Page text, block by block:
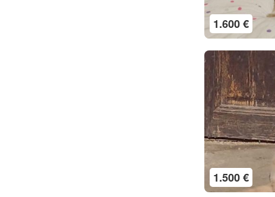
1.600 €
1.500 €